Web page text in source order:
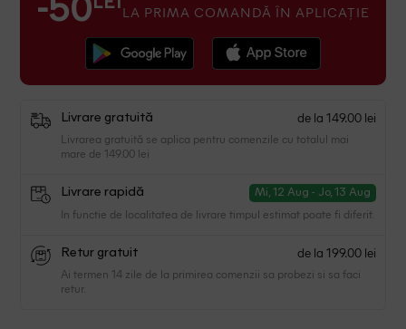
-50 LA PRIMA COMANDĂ ÎN APLICAȚIE
Livrare gratuită de la 149.00 lei
Livrarea gratuită se aplica pentru comenzile cu totalul mai
mare de 149.00 lei
Livrare rapidă Mi, 12 Aug - Jo, 13 Aug
In functie de localitatea de livrare timpul estimat poate fi diferit.
Retur gratuit de la 199.00 lei
Ai termen 14 zile de la primirea comenzii sa probezi si sa faci
retur.